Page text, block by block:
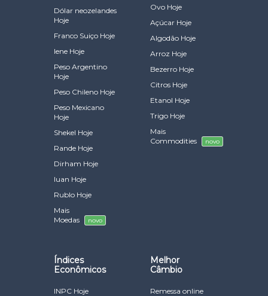
Dólar neozelandes
Hoje
Franco Suiço Hoje
Iene Hoje
Peso Argentino
Hoje
Peso Chileno Hoje
Peso Mexicano
Hoje
Shekel Hoje
Rande Hoje
Dirham Hoje
Iuan Hoje
Rublo Hoje
Mais
Moedas
novo
Ovo Hoje
Açúcar Hoje
Algodão Hoje
Arroz Hoje
Bezerro Hoje
Citros Hoje
Etanol Hoje
Trigo Hoje
Mais
Commodities
novo
Índices
Econômicos
INPC Hoje
Melhor
Câmbio
Remessa online